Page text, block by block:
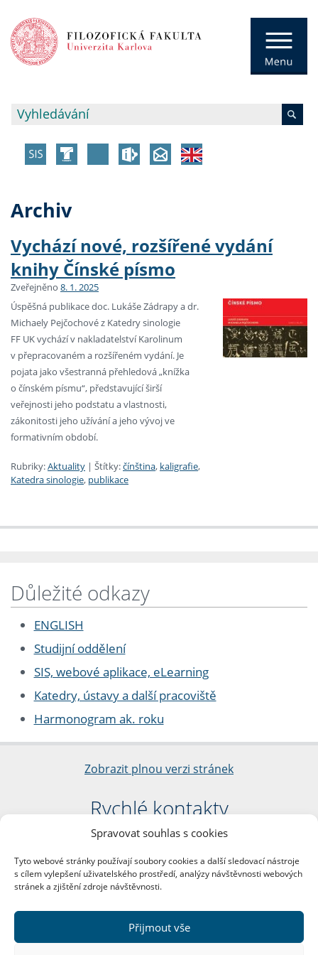
Spravovat souhlas s cookies
Tyto webové stránky používají soubory cookies a další sledovací nástroje
s cílem vylepšení uživatelského prostředí, analýzy návštěvnosti webových
stránek a zjištění zdroje návštěvnosti.
Přijmout vše
Archiv
Vychází nové, rozšířené vydání
knihy Čínské písmo
Zveřejněno 8. 1. 2025
Úspěšná publikace doc. Lukáše Zádrapy a dr.
Michaely Pejčochové z Katedry sinologie
FF UK vychází v nakladatelství Karolinum
v přepracovaném a rozšířeném vydání. Je
pojata jako všestranná přehledová „knížka
o čínském písmu“, představující širší
veřejnosti jeho podstatu a vlastnosti,
zákonitosti jeho užívání a jeho vývoj ve
formativním období.
Rubriky:Aktuality | Štítky:čínština, kaligrafie,
Katedra sinologie, publikace
Důležité odkazy
ENGLISH
Studijní oddělení
SIS, webové aplikace, eLearning
Katedry, ústavy a další pracoviště
Harmonogram ak. roku
Zobrazit plnou verzi stránek
Rychlé kontakty
Filozofická fakulta
nám. Jana Palacha 1/2
116 38 Praha 1
DIČ: CZ00216208
Další kontakty